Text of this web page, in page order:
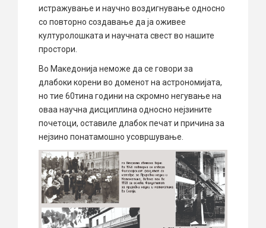
истражување и научно воздигнување односно
со повторно создавање да ја оживее
културолошката и научната свест во нашите
простори.
Во Македонија неможе да се говори за
длабоки корени во доменот на астрономијата,
но тие 60тина години на скромно негување на
оваа научна дисциплина односно нејзините
почетоци, оставиле длабок печат и причина за
нејзино понатамошно усовршување.